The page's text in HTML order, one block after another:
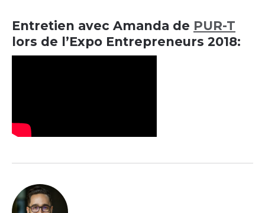
Entretien avec Amanda de PUR-T
lors de l’Expo Entrepreneurs 2018: